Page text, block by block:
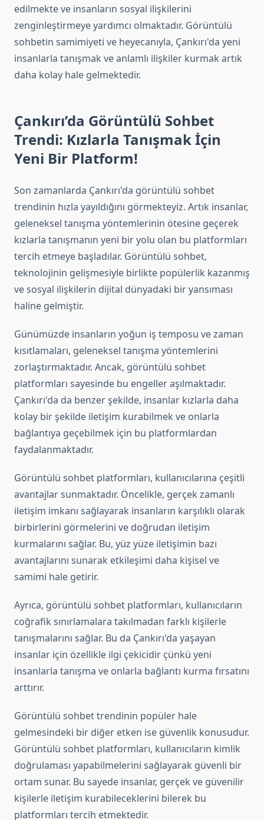
edilmekte ve insanların sosyal ilişkilerini
zenginleştirmeye yardımcı olmaktadır. Görüntülü
sohbetin samimiyeti ve heyecanıyla, Çankırı'da yeni
insanlarla tanışmak ve anlamlı ilişkiler kurmak artık
daha kolay hale gelmektedir.
Çankırı’da Görüntülü Sohbet
Trendi: Kızlarla Tanışmak İçin
Yeni Bir Platform!
Son zamanlarda Çankırı'da görüntülü sohbet
trendinin hızla yayıldığını görmekteyiz. Artık insanlar,
geleneksel tanışma yöntemlerinin ötesine geçerek
kızlarla tanışmanın yeni bir yolu olan bu platformları
tercih etmeye başladılar. Görüntülü sohbet,
teknolojinin gelişmesiyle birlikte popülerlik kazanmış
ve sosyal ilişkilerin dijital dünyadaki bir yansıması
haline gelmiştir.
Günümüzde insanların yoğun iş temposu ve zaman
kısıtlamaları, geleneksel tanışma yöntemlerini
zorlaştırmaktadır. Ancak, görüntülü sohbet
platformları sayesinde bu engeller aşılmaktadır.
Çankırı'da da benzer şekilde, insanlar kızlarla daha
kolay bir şekilde iletişim kurabilmek ve onlarla
bağlantıya geçebilmek için bu platformlardan
faydalanmaktadır.
Görüntülü sohbet platformları, kullanıcılarına çeşitli
avantajlar sunmaktadır. Öncelikle, gerçek zamanlı
iletişim imkanı sağlayarak insanların karşılıklı olarak
birbirlerini görmelerini ve doğrudan iletişim
kurmalarını sağlar. Bu, yüz yüze iletişimin bazı
avantajlarını sunarak etkileşimi daha kişisel ve
samimi hale getirir.
Ayrıca, görüntülü sohbet platformları, kullanıcıların
coğrafik sınırlamalara takılmadan farklı kişilerle
tanışmalarını sağlar. Bu da Çankırı'da yaşayan
insanlar için özellikle ilgi çekicidir çünkü yeni
insanlarla tanışma ve onlarla bağlantı kurma fırsatını
arttırır.
Görüntülü sohbet trendinin popüler hale
gelmesindeki bir diğer etken ise güvenlik konusudur.
Görüntülü sohbet platformları, kullanıcıların kimlik
doğrulaması yapabilmelerini sağlayarak güvenli bir
ortam sunar. Bu sayede insanlar, gerçek ve güvenilir
kişilerle iletişim kurabileceklerini bilerek bu
platformları tercih etmektedir.